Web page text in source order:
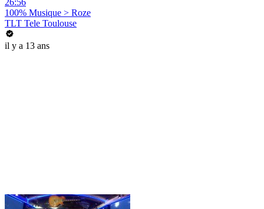
26:56
100% Musique > Roze
TLT Tele Toulouse
il y a 13 ans